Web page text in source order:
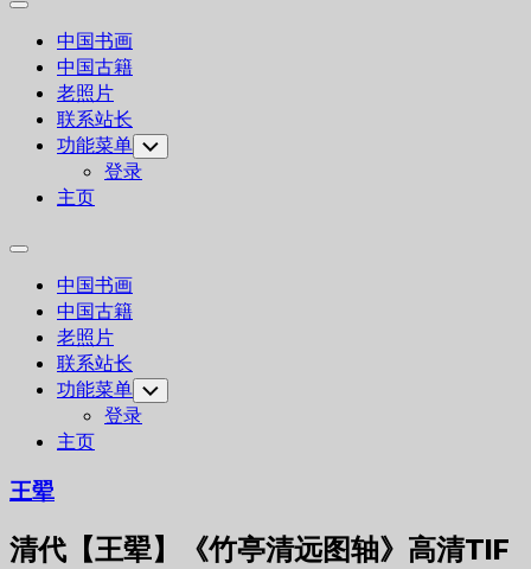
Expand
中国书画
中国古籍
老照片
联系站长
功能菜单 Toggle
Child
Menu
登录
主页
Expand
中国书画
中国古籍
老照片
联系站长
功能菜单 Toggle
Child
Menu
登录
主页
王翚
清代【王翚】《竹亭清远图轴》高清TIF